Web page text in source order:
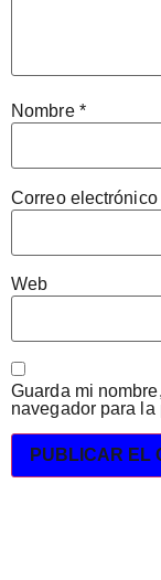
Nombre *
Correo electrónico
Web
Guarda mi
navegador para la